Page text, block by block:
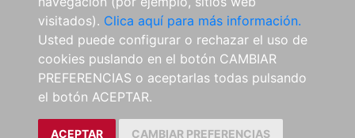
visitados). Clica aquí para más información.
Usted puede configurar o rechazar el uso de
cookies puslando en el botón CAMBIAR
PREFERENCIAS o aceptarlas todas pulsando
el botón ACEPTAR.
ACEPTAR CAMBIAR PREFERENCIAS